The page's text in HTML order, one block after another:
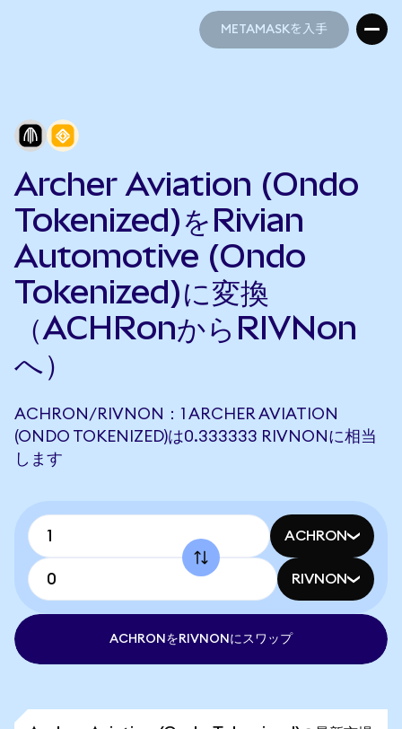
METAMASKを入手
Archer Aviation (Ondo
Tokenized)をRivian
Automotive (Ondo
Tokenized)に変換
（ACHRonからRIVNon
へ）
ACHRON/RIVNON：1 ARCHER AVIATION
(ONDO TOKENIZED)は0.333333 RIVNONに相当
します
ACHRON
RIVNON
ACHRONをRIVNONにスワップ